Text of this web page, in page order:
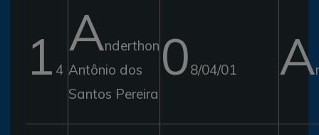
1 4
Anderthon
Antônio dos
Santos Pereira
08/04/01 A